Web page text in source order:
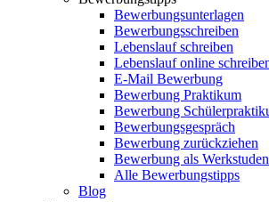
Bewerbungsunterlagen
Bewerbungsschreiben
Lebenslauf schreiben
Lebenslauf online
E-Mail Bewerbung
Bewerbung Praktikum
Bewerbung
Bewerbungsgespräch
Bewerbung zurückziehen
Bewerbung als
Alle Bewerbungstipps
Blog